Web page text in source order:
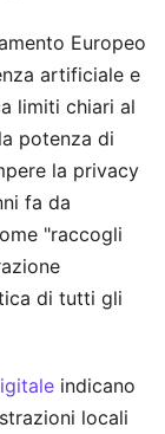
Europeo
artificiale e
limiti chiari al
potenza di
la privacy
fa da
"raccogli
di tutti gli
indicano
locali